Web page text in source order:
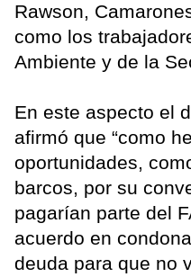
Rawson,
como los
Ambiente y de la
En este aspecto el
afirmó que “como
oportunidades,
barcos, por su
pagarían parte del
acuerdo en
deuda para que no